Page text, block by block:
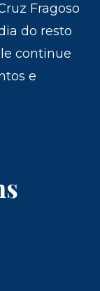
Fragoso
do resto
continue
e